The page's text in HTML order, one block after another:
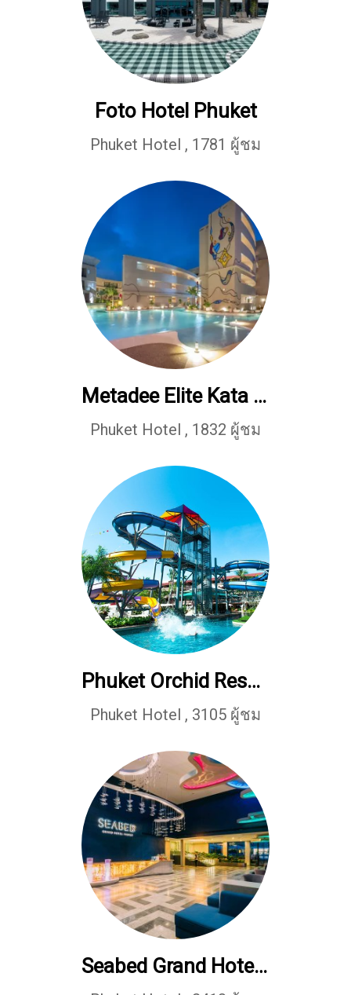
Foto Hotel Phuket
Phuket Hotel , 1781 ผู้ชม
Metadee Elite Kata Beach
Phuket Hotel , 1832 ผู้ชม
Phuket Orchid Resort and Spa
Phuket Hotel , 3105 ผู้ชม
Seabed Grand Hotel Phuket